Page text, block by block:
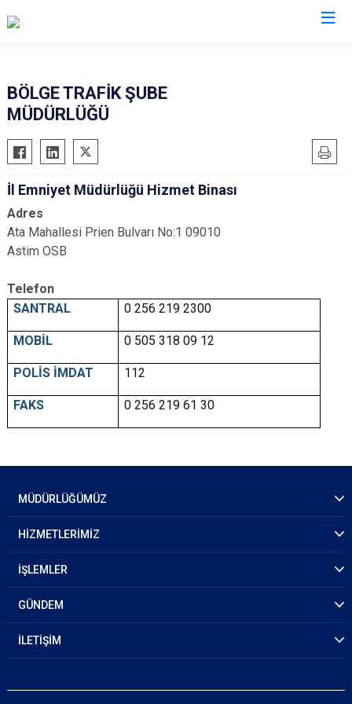
BÖLGE TRAFİK ŞUBE
MÜDÜRLÜĞÜ
İl Emniyet Müdürlüğü Hizmet Binası
Adres
Ata Mahallesi Prien Bulvarı No:1 09010
Astim OSB
Telefon
SANTRAL
0 256 219 2300
MOBİL 0 505 318 09 12
POLİS İMDAT 112
FAKS 0 256 219 61 30
MÜDÜRLÜĞÜMÜZ
HİZMETLERİMİZ
İŞLEMLER
GÜNDEM
İLETİŞİM